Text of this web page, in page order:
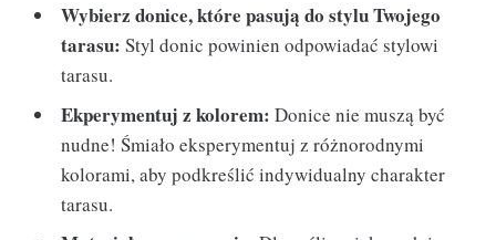
Wybierz donice, które pasują do stylu Twojego
tarasu: Styl donic powinien odpowiadać stylowi
tarasu.
Ekperymentuj z kolorem: Donice nie muszą być
nudne! Śmiało eksperymentuj z różnorodnymi
kolorami, aby podkreślić indywidualny charakter
tarasu.